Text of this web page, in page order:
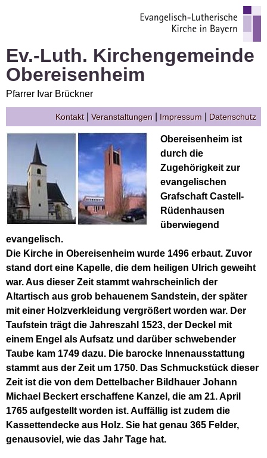
Ev.-Luth. Kirchengemeinde
Obereisenheim
Pfarrer Ivar Brückner
Kontakt| Veranstaltungen Impressum Datenschutz
Obereisenheim ist
durch die
Zugehörigkeit zur
evangelischen
Grafschaft Castell-
Rüdenhausen
überwiegend
evangelisch.
Die Kirche in Obereisenheim wurde 1496 erbaut. Zuvor
stand dort eine Kapelle, die dem heiligen Ulrich geweiht
war. Aus dieser Zeit stammt wahrscheinlich der
Altartisch aus grob behauenem Sandstein, der später
mit einer Holzverkleidung vergrößert worden war. Der
Taufstein trägt die Jahreszahl 1523, der Deckel mit
einem Engel als Aufsatz und darüber schwebender
Taube kam 1749 dazu. Die barocke Innenausstattung
stammt aus der Zeit um 1750. Das Schmuckstück dieser
Zeit ist die von dem Dettelbacher Bildhauer Johann
Michael Beckert erschaffene Kanzel, die am 21. April
1765 aufgestellt worden ist. Auffällig ist zudem die
Kassettendecke aus Holz. Sie hat genau 365 Felder,
genausoviel, wie das Jahr Tage hat.